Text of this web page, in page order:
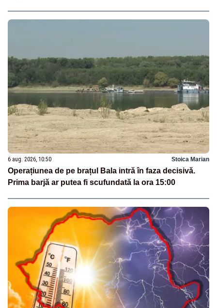
6 aug. 2026, 10:50 Stoica Marian
Operațiunea de pe brațul Bala intră în faza decisivă.
Prima barjă ar putea fi scufundată la ora 15:00